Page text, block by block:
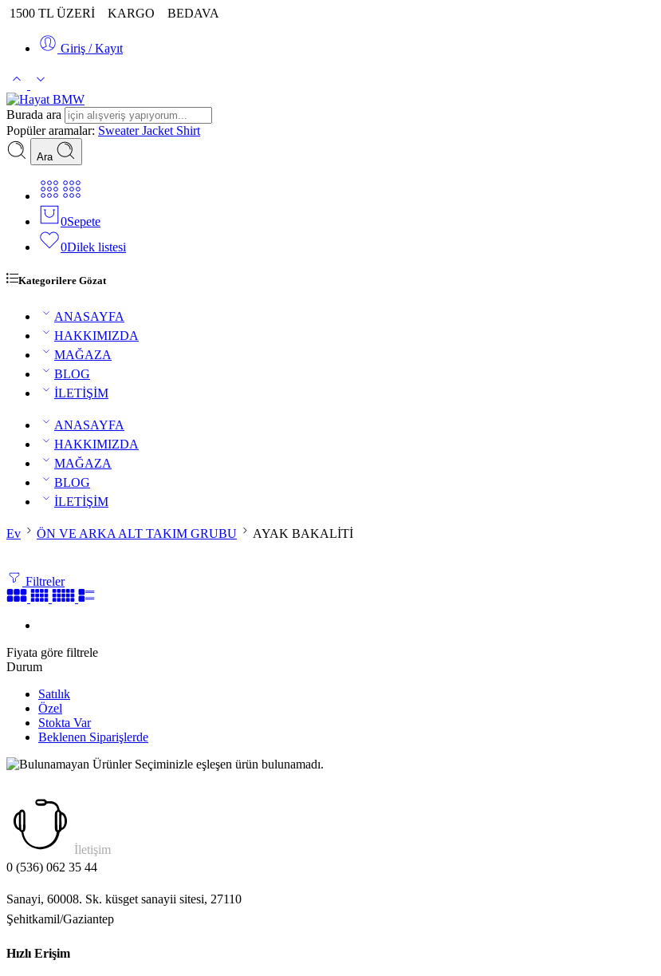
1500 TL ÜZERİ KARGO BEDAVA
Giriş / Kayıt
Burada ara
Popüler aramalar: SweaterJacket Shirt
Ara
0Sepete
0Dilek listesi
Kategorilere Gözat
ANASAYFA
HAKKIMIZDA
MAĞAZA
BLOG
İLETİŞİM
ANASAYFA
HAKKIMIZDA
MAĞAZA
BLOG
İLETİŞİM
Ev ÖN VE ARKA ALT TAKIM GRUBU AYAK BAKALİTİ
Filtreler
Fiyata göre filtrele
Durum
Satılık
Özel
Stokta Var
Beklenen Siparişlerde
Seçiminizle eşleşen ürün bulunamadı.
İletişim
0 (536) 062 35 44
Sanayi, 60008. Sk. küsget sanayii sitesi, 27110
Şehitkamil/Gaziantep
Hızlı Erişim